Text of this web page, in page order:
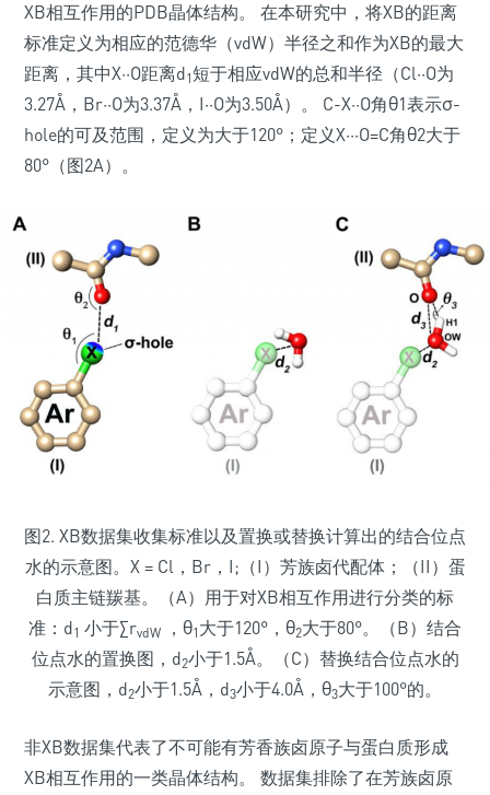
XB相互作用的PDB晶体结构。 在本研究中，将XB的距离
标准定义为相应的范德华（vdW）半径之和作为XB的最大
距离，其中X··O距离d1短于相应vdW的总和半径（Cl··O为
3.27Å，Br··O为3.37Å，I··O为3.50Å）。 C-X··O角θ1表示σ-
hole的可及范围，定义为大于120°；定义X···O=C角θ2大于
80°（图2A）。
图2. XB数据集收集标准以及置换或替换计算出的结合位点
水的示意图。X = Cl，Br，I;（I）芳族卤代配体；（II）蛋
白质主链羰基。（A）用于对XB相互作用进行分类的标
准：d1 小于∑rvdW ，θ1 大于120°，θ2大于80°。（B）结合
位点水的置换图，d2小于1.5Å。（C）替换结合位点水的
示意图，d2小于1.5Å，d3小于4.0Å，θ3大于100°的。
非XB数据集代表了不可能有芳香族卤原子与蛋白质形成
XB相互作用的一类晶体结构。 数据集排除了在芳族卤原